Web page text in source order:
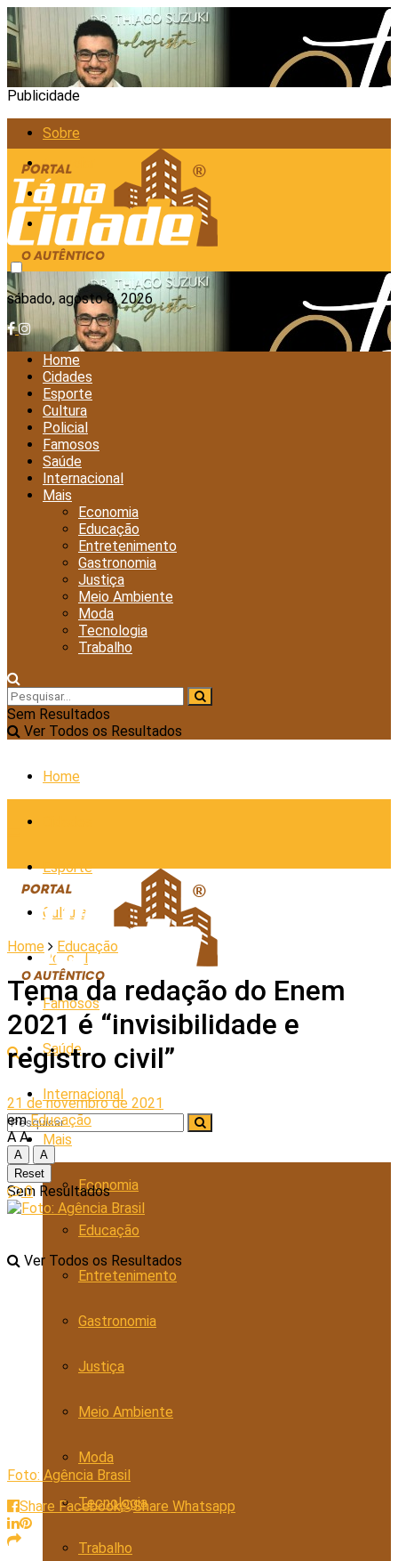
Publicidade
Sobre
Anunciar
Política de Privacidade
Contato
sábado, agosto 8, 2026
Home
Cidades
Esporte
Cultura
Policial
Famosos
Saúde
Internacional
Mais
Economia
Educação
Entretenimento
Gastronomia
Justiça
Meio Ambiente
Moda
Tecnologia
Trabalho
Sem Resultados
Ver Todos os Resultados
Home
Esporte
Cultura
Policial
Famosos
Saúde
Internacional
Mais
Economia
Educação
Entretenimento
Gastronomia
Justiça
Meio Ambiente
Moda
Tecnologia
Trabalho
Sem Resultados
Ver Todos os Resultados
Home Educação
Tema da redação do Enem
2021 é “invisibilidade e
registro civil”
21 de novembro de 2021
em Educação
A A
A
A
Reset
0
Foto: Agência Brasil
Share Facebook
Share Whatsapp